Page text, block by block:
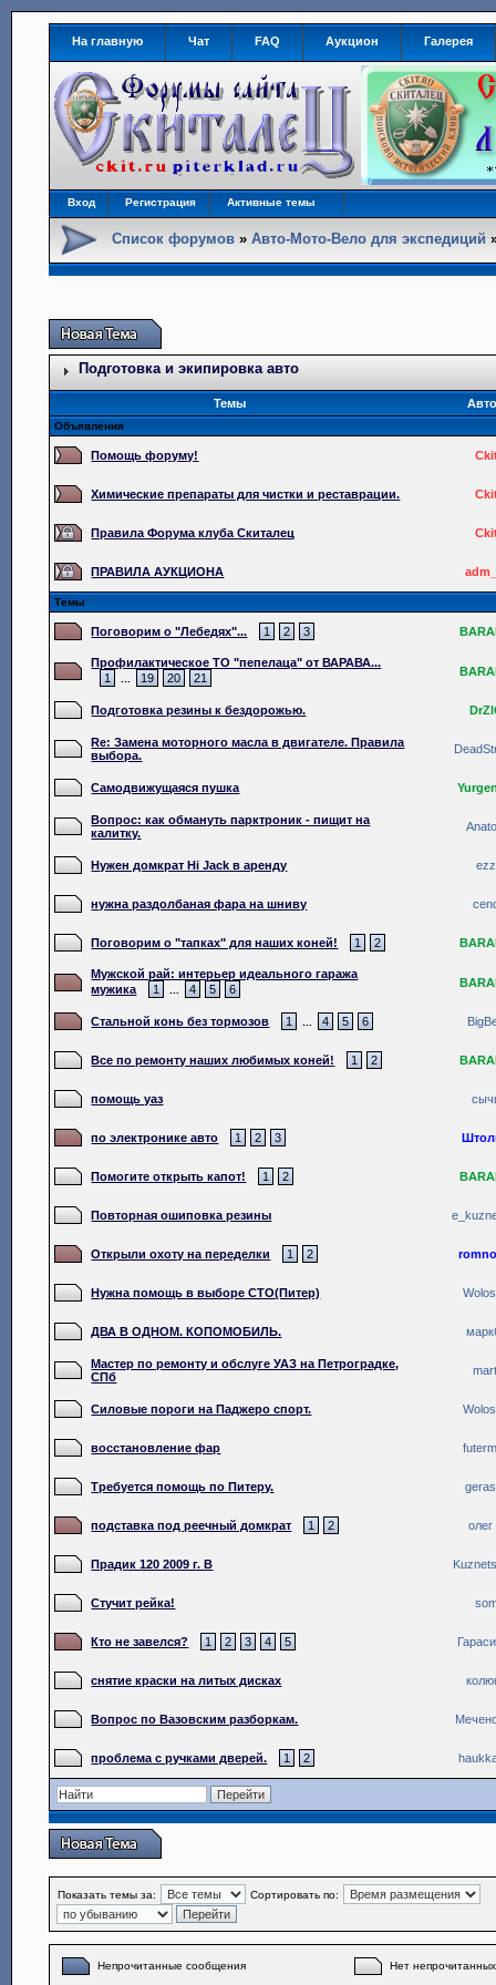
На главную Чат FAQ Аукцион Галерея
Вход Регистрация Активные темы
Список форумов »Авто-Мото-Вело для экспедиций
Подготовка и экипировка авто
Темы
Объявления
Помощь форуму!
Химические препараты для чистки и реставрации.
Правила Форума клуба Скиталец
ПРАВИЛА АУКЦИОНА
Темы
Поговорим о "Лебедях"... 1 2 3
Профилактическое ТО "пепелаца" от ВАРАВА...
1
19 20 21
Подготовка резины к бездорожью.
Re: Замена моторного масла в двигателе. Правила
выбора.
Самодвижущаяся пушка
Вопрос: как обмануть парктроник - пищит на
калитку.
Нужен домкрат Hi Jack в аренду ezz
нужна раздолбаная фара на шниву
Поговорим о "тапках" для наших коней! 1 2
Мужской рай: интерьер идеального гаража
мужика
1 4 5 6
Стальной конь без тормозов 1 4 5 6
Все по ремонту наших любимых коней! 1 2
помощь уаз
по электронике авто 1 2 3
Помогите открыть капот! 1 2
Повторная ошиповка резины
Открыли охоту на переделки 1 2
Нужна помощь в выборе СТО(Питер)
ДВА В ОДНОМ. КОПОМОБИЛЬ.
Мастер по ремонту и обслуге УАЗ на Петроградке,
СПб
Силовые пороги на Паджеро спорт.
восстановление фар
Требуется помощь по Питеру.
подставка под реечный домкрат 1 2
Прадик 120 2009 г. В
Стучит рейка!
Кто не завелся? 1 2 3 4 5
снятие краски на литых дисках
Вопрос по Вазовским разборкам.
проблема с ручками дверей. 1 2
Показать темы за: Сортировать по:
Непрочитанные сообщения
Нет